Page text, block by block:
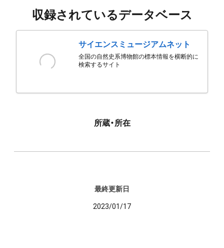
収録されているデータベース
サイエンスミュージアムネット
全国の自然史系博物館の標本情報を横断的に
検索するサイト
所蔵・所在
最終更新日
2023/01/17